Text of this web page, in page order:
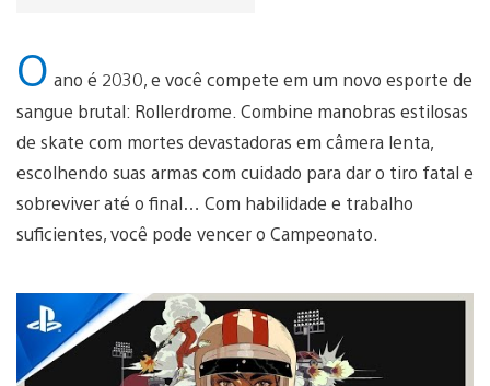
O ano é 2030, e você compete em um novo esporte de
sangue brutal: Rollerdrome. Combine manobras estilosas
de skate com mortes devastadoras em câmera lenta,
escolhendo suas armas com cuidado para dar o tiro fatal e
sobreviver até o final… Com habilidade e trabalho
suficientes, você pode vencer o Campeonato.